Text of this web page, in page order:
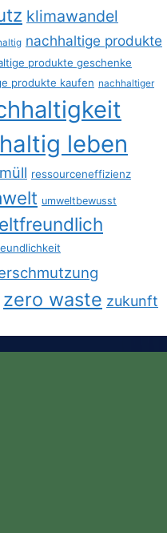
klimawandel
nachhaltige produkte
produkte geschenke
produkte kaufen nachhaltiger
leben
ressourceneffizienz
umweltbewusst
zero waste zukunft